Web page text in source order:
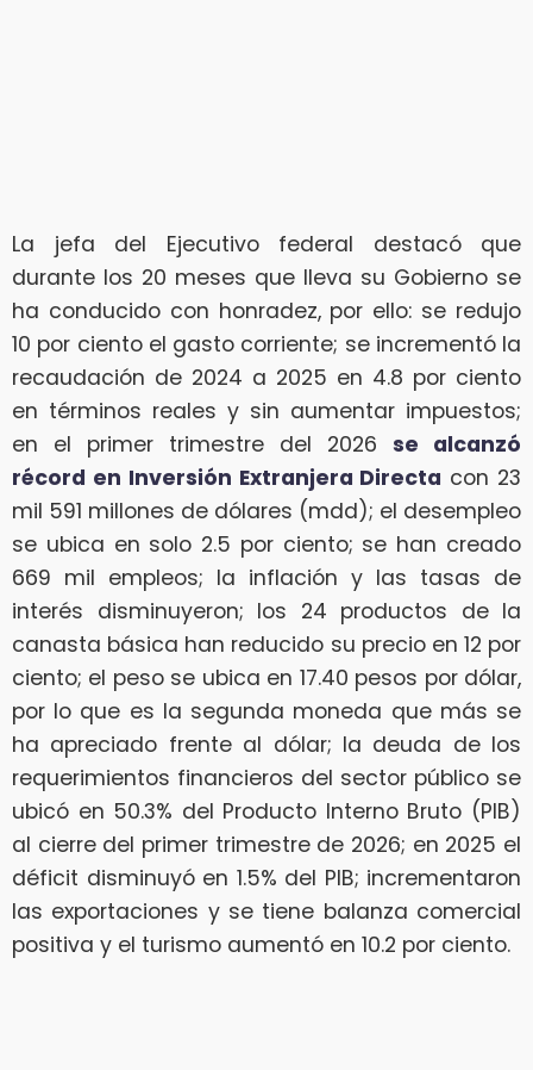
La jefa del Ejecutivo federal destacó que
durante los 20 meses que lleva su Gobierno se
ha conducido con honradez, por ello: se redujo
10 por ciento el gasto corriente; se incrementó la
recaudación de 2024 a 2025 en 4.8 por ciento
en términos reales y sin aumentar impuestos;
en el primer trimestre del 2026 se alcanzó
récord en Inversión Extranjera Directa con 23
mil 591 millones de dólares (mdd); el desempleo
se ubica en solo 2.5 por ciento; se han creado
669 mil empleos; la inflación y las tasas de
interés disminuyeron; los 24 productos de la
canasta básica han reducido su precio en 12 por
ciento; el peso se ubica en 17.40 pesos por dólar,
por lo que es la segunda moneda que más se
ha apreciado frente al dólar; la deuda de los
requerimientos financieros del sector público se
ubicó en 50.3% del Producto Interno Bruto (PIB)
al cierre del primer trimestre de 2026; en 2025 el
déficit disminuyó en 1.5% del PIB; incrementaron
las exportaciones y se tiene balanza comercial
positiva y el turismo aumentó en 10.2 por ciento.